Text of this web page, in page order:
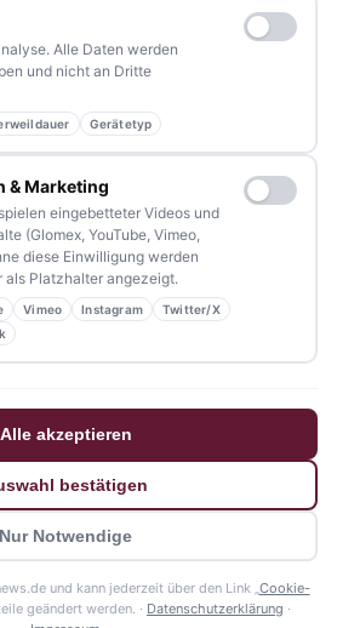
AMM-Medien Inh. Amanda Minderle
🍪 Cookie-Einstellungen
Alle Daten werden
und nicht an Dritte
Gerätetyp
& Marketing
eingebetteter Videos und
(Glomex, YouTube, Vimeo,
diese Einwilligung werden
als Platzhalter angezeigt.
Vimeo Instagram
Twitter/X
Alle akzeptieren
bestätigen
Nur Notwendige
und kann jederzeit über den Link „Cookie-
geändert werden. · Datenschutzerklärung ·